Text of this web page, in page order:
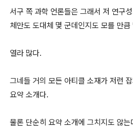
서구 쪽 과학 언론들은 그래서 저 연구
체만도 도대체 몇 군데인지도 모를 만큼
열라 많다.
그네들 거의 모든 아티클 소재가 저런
요약 소개다.
물론 단순히 요약 소개에 그치지도 않는